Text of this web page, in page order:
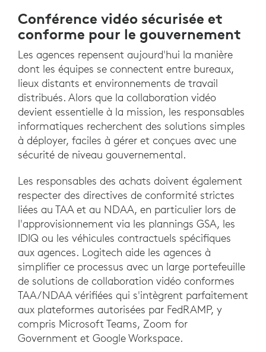
Conférence vidéo sécurisée et
conforme pour le gouvernement
Les agences repensent aujourd'hui la manière
dont les équipes se connectent entre bureaux,
lieux distants et environnements de travail
distribués. Alors que la collaboration vidéo
devient essentielle à la mission, les responsables
informatiques recherchent des solutions simples
à déployer, faciles à gérer et conçues avec une
sécurité de niveau gouvernemental.
Les responsables des achats doivent également
respecter des directives de conformité strictes
liées au TAA et au NDAA, en particulier lors de
l'approvisionnement via les plannings GSA, les
IDIQ ou les véhicules contractuels spécifiques
aux agences. Logitech aide les agences à
simplifier ce processus avec un large portefeuille
de solutions de collaboration vidéo conformes
TAA/NDAA vérifiées qui s'intègrent parfaitement
aux plateformes autorisées par FedRAMP, y
compris Microsoft Teams, Zoom for
Government et Google Workspace.